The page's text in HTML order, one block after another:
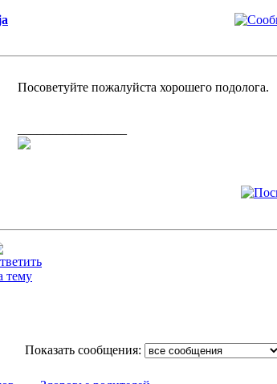
Посоветуйте пожалуйста хорошего подолога.
Показать сообщения: